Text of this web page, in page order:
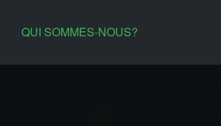
QUI SOMMES-NOUS?